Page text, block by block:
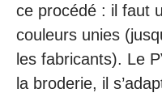
ce procédé : il faut
couleurs unies
les fabricants). Le
la broderie, il